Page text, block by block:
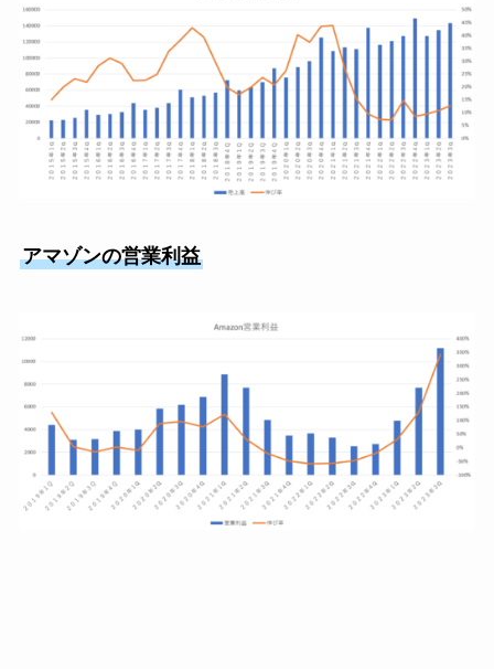
アマゾンの営業利益